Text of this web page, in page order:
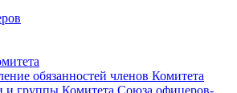
обязанностей членов Комитета
и группы Комитета Союза офицеров-